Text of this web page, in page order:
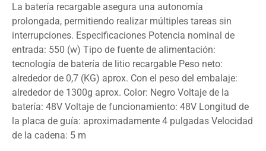
La batería recargable asegura una autonomía
prolongada, permitiendo realizar múltiples tareas sin
interrupciones. Especificaciones Potencia nominal de
entrada: 550 (w) Tipo de fuente de alimentación:
tecnología de batería de litio recargable Peso neto:
alrededor de 0,7 (KG) aprox. Con el peso del embalaje:
alrededor de 1300g aprox. Color: Negro Voltaje de la
batería: 48V Voltaje de funcionamiento: 48V Longitud de
la placa de guía: aproximadamente 4 pulgadas Velocidad
de la cadena: 5 m